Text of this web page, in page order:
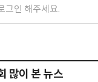
많이 본 뉴스